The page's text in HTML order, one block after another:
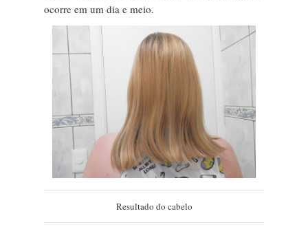
ocorre em um dia e meio.
Resultado do cabelo